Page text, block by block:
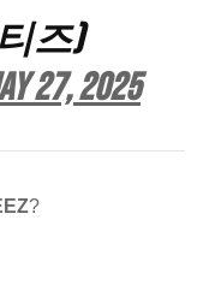
티즈)
27, 2025
?